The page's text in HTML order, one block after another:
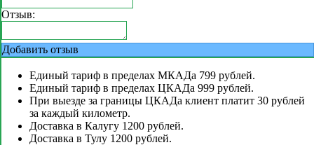
Отзыв:
Добавить отзыв
Единый тариф в пределах МКАДа 799 рублей.
Единый тариф в пределах ЦКАДа 999 рублей.
При выезде за границы ЦКАДа клиент платит 30 рублей
за каждый километр.
Доставка в Калугу 1200 рублей.
Доставка в Тулу 1200 рублей.